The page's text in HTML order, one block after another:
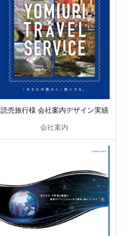
読売旅行様 会社案内デザイン実績
会社案内